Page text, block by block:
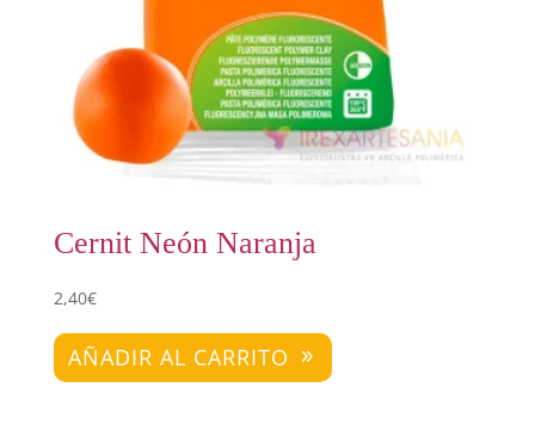
Cernit Neón Naranja
2,40€
AÑADIR AL CARRITO